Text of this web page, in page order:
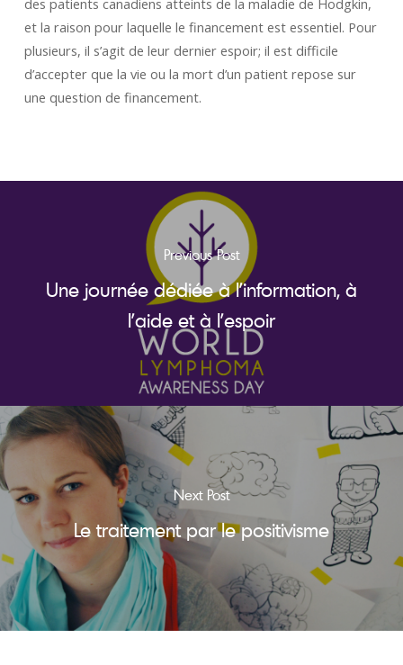
et la raison pour laquelle le financement est essentiel. Pour
plusieurs, il s’agit de leur dernier espoir; il est difficile
d’accepter que la vie ou la mort d’un patient repose sur
une question de financement.
Previous Post
Une journée dédiée à l’information, à
l’aide et à l’espoir
Next Post
Le traitement par le positivisme